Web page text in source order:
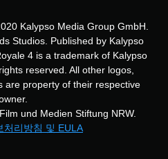
Kalypso Media Group GmbH.
Studios. Published by Kalypso
4 is a trademark of Kalypso
reserved. All other logos,
are property of their respective
und Medien Stiftung NRW.
처리방침 및 EULA